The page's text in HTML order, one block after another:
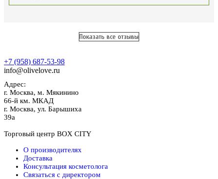
Показать все отзывы
+7 (958) 687-53-98
info@olivelove.ru
Адрес:
г. Москва, м. Мякинино
66-й км. МКАД
г. Москва, ул. Барышиха
39а
Торговый центр BOX CITY
О производителях
Доставка
Консультация косметолога
Связаться с директором